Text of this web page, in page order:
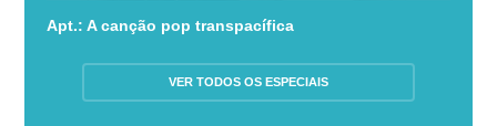
Apt.: A canção pop transpacífica
VER TODOS OS ESPECIAIS